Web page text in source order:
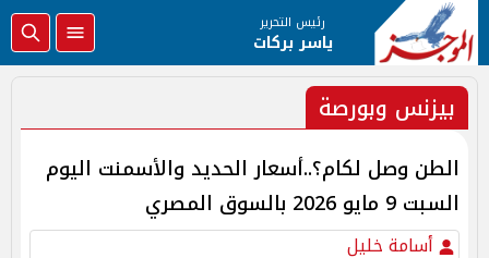
رئيس التحرير
ياسر بركات
بيزنس وبورصة
الطن وصل لكام؟..أسعار الحديد والأسمنت اليوم
السبت 9 مايو 2026 بالسوق المصري
أسامة خليل